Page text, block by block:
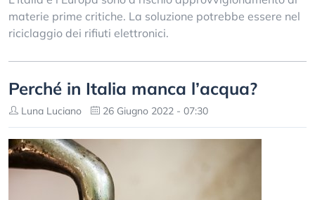
materie prime critiche. La soluzione potrebbe essere nel
riciclaggio dei rifiuti elettronici.
Perché in Italia manca l’acqua?
Luna Luciano 26 Giugno 2022 - 07:30